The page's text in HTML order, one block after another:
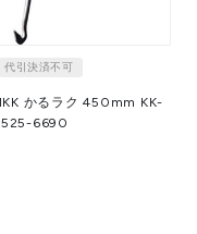
代引決済不可
かるラク 450mm KK-
▼525-6690